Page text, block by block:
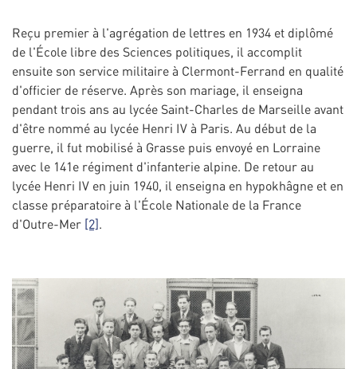
Reçu premier à l'agrégation de lettres en 1934 et diplômé
de l'École libre des Sciences politiques, il accomplit
ensuite son service militaire à Clermont-Ferrand en qualité
d'officier de réserve. Après son mariage, il enseigna
pendant trois ans au lycée Saint-Charles de Marseille avant
d'être nommé au lycée Henri IV à Paris. Au début de la
guerre, il fut mobilisé à Grasse puis envoyé en Lorraine
avec le 141e régiment d'infanterie alpine. De retour au
lycée Henri IV en juin 1940, il enseigna en hypokhâgne et en
classe préparatoire à l'École Nationale de la France
d'Outre-Mer [2].